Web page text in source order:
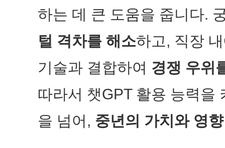
하는 데 큰 도움을 줍니다.
털 격차를 해소하고, 직장
기술과 결합하여 경쟁 우위
따라서 챗GPT 활용 능력을
을 넘어, 중년의 가치와 영